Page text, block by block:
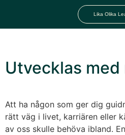
Lika Olika
Utvecklas
Att ha någon som ger dig
rätt väg i livet, karriären eller
av oss skulle behöva ibland.